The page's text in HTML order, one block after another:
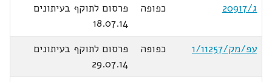
ג/20917
כפופה
פרסום לתוקף בעיתונים
18.07.14
עפ/מק/1/11257
כפופה
פרסום לתוקף בעיתונים
29.07.14